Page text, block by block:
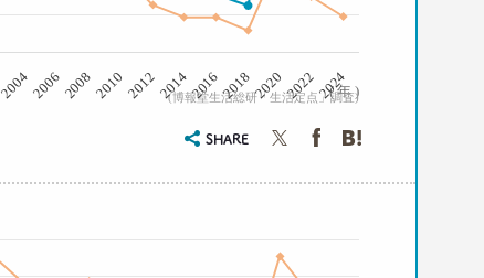
( 年 )
(博報堂生活総研「生活定点」調査)
2004200620082010 2012201420162018202020222024
SHARE